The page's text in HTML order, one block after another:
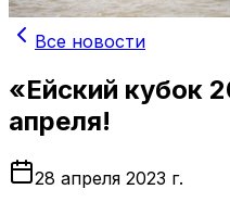
Все новости
«Ейский кубок
апреля!
28 апреля 2023 г.